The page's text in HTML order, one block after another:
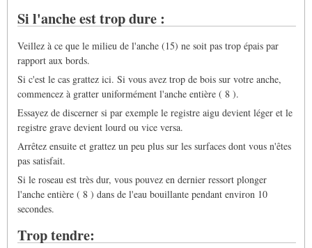
Si l'anche est trop dure :
Veillez à ce que le milieu de l'anche (15) ne soit pas trop épais par
rapport aux bords.
Si c'est le cas grattez ici. Si vous avez trop de bois sur votre anche,
commencez à gratter uniformément l'anche entière ( 8 ).
Essayez de discerner si par exemple le registre aigu devient léger et le
registre grave devient lourd ou vice versa.
Arrêtez ensuite et grattez un peu plus sur les surfaces dont vous n'êtes
pas satisfait.
Si le roseau est très dur, vous pouvez en dernier ressort plonger
l'anche entière ( 8 ) dans de l'eau bouillante pendant environ 10
secondes.
Trop tendre: